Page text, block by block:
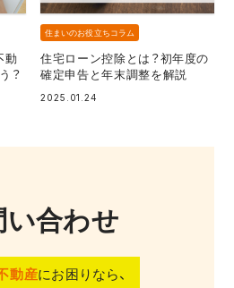
動
？
住まいのお役立ちコラム
住宅ローン控除とは？初年度の
確定申告と年末調整を解説
2025.01.24
い合わせ
動産にお困りなら、